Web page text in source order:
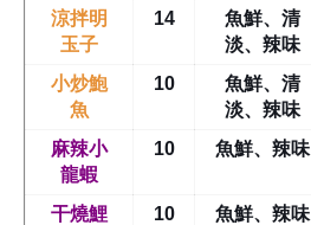
涼拌明
玉子
14
魚鮮、清
淡、辣味
小炒鮑
魚
10
魚鮮、清
淡、辣味
麻辣小
龍蝦
10 魚鮮、辣味
干燒鯉
10 魚鮮、辣味